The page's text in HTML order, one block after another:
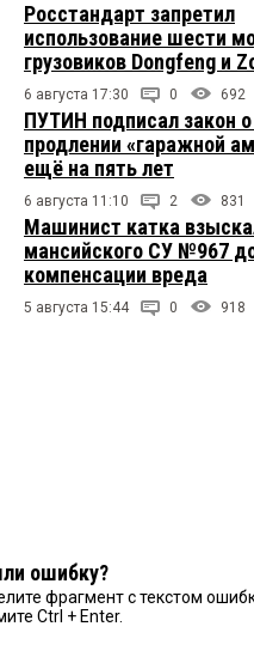
Росстандарт запретил
использование шести
грузовиков Dongfeng и
6 августа 17:30 0 692
ПУТИН подписал закон
продлении «гаражной
ещё на пять лет
6 августа 11:10 2 831
Машинист катка
мансийского СУ №967
компенсации вреда
5 августа 15:44 0 918
ошибку?
фрагмент с текстом
Ctrl + Enter.